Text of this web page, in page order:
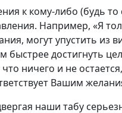
к кому-либо (будь
Например, «Я
могут упустить из
достигнуть
ничего и не
Вашим
наши табу